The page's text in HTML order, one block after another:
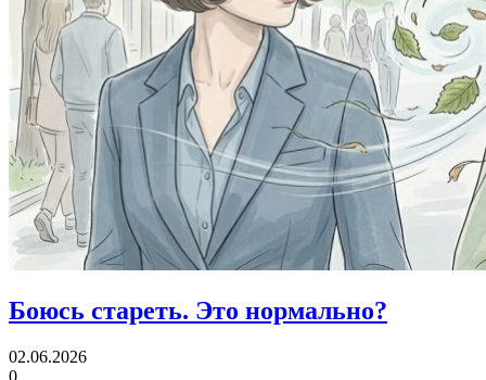
Боюсь стареть. Это нормально?
02.06.2026
0